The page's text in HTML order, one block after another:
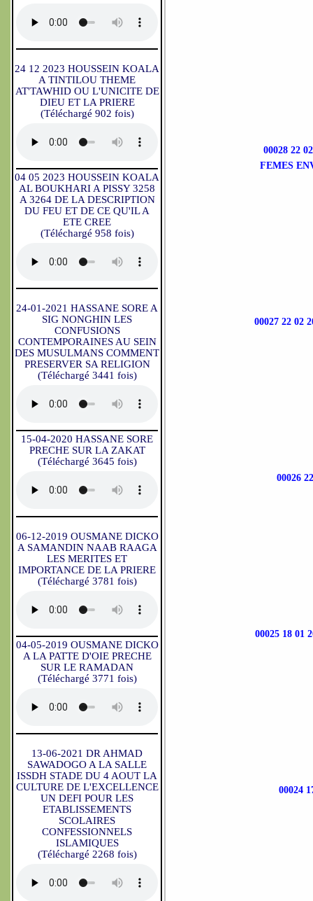
24 12 2023 HOUSSEIN KOALA
A TINTILOU THEME
AT'TAWHID OU L'UNICITE DE
DIEU ET LA PRIERE
(Téléchargé 902 fois)
04 05 2023 HOUSSEIN KOALA
AL BOUKHARI A PISSY 3258
A 3264 DE LA DESCRIPTION
DU FEU ET DE CE QU'IL A
ETE CREE
(Téléchargé 958 fois)
24-01-2021 HASSANE SORE A
SIG NONGHIN LES
CONFUSIONS
CONTEMPORAINES AU SEIN
DES MUSULMANS COMMENT
PRESERVER SA RELIGION
(Téléchargé 3441 fois)
15-04-2020 HASSANE SORE
PRECHE SUR LA ZAKAT
(Téléchargé 3645 fois)
06-12-2019 OUSMANE DICKO
A SAMANDIN NAAB RAAGA
LES MERITES ET
IMPORTANCE DE LA PRIERE
(Téléchargé 3781 fois)
04-05-2019 OUSMANE DICKO
A LA PATTE D'OIE PRECHE
SUR LE RAMADAN
(Téléchargé 3771 fois)
13-06-2021 DR AHMAD
SAWADOGO A LA SALLE
ISSDH STADE DU 4 AOUT LA
CULTURE DE L'EXCELLENCE
UN DEFI POUR LES
ETABLISSEMENTS
SCOLAIRES
CONFESSIONNELS
ISLAMIQUES
(Téléchargé 2268 fois)
00028 22
FEMES
00027 22 02
00026
00025 18 01
00024